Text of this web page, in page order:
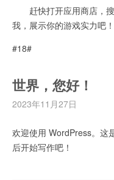
赶快打开应用商店，搜
我，展示你的游戏实力吧！
#18#
世界，您好！
2023年11月27日
欢迎使用 WordPress。这
后开始写作吧！